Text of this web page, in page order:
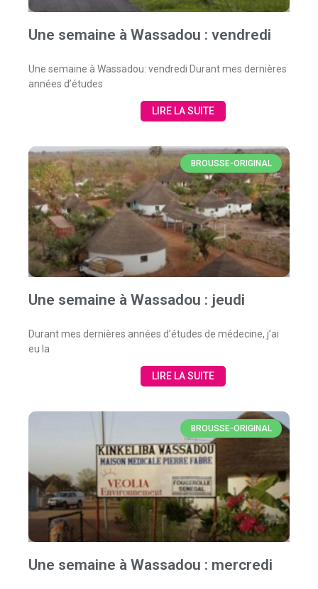
Une semaine à Wassadou : vendredi
Une semaine à Wassadou: vendredi Durant mes dernières
années d’études
LIRE LA SUITE
BROUSSE-ORIGINAL
Une semaine à Wassadou : jeudi
Durant mes dernières années d’études de médecine, j’ai
eu la
LIRE LA SUITE
BROUSSE-ORIGINAL
Une semaine à Wassadou : mercredi